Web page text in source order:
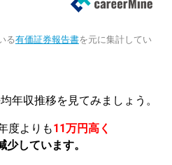
る有価証券報告書を元に集計してい
年収推移を見てみましょう。
度よりも11万円高く
少しています。